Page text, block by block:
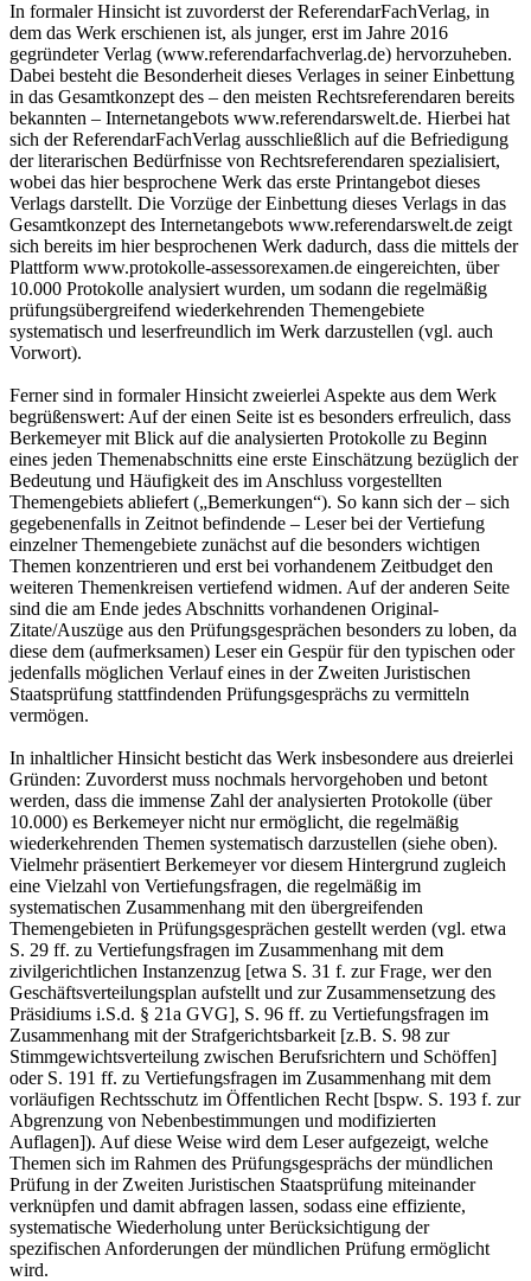
In formaler Hinsicht ist zuvorderst der ReferendarFachVerlag, in
dem das Werk erschienen ist, als junger, erst im Jahre 2016
gegründeter Verlag (www.referendarfachverlag.de) hervorzuheben.
Dabei besteht die Besonderheit dieses Verlages in seiner Einbettung
in das Gesamtkonzept des – den meisten Rechtsreferendaren bereits
bekannten – Internetangebots www.referendarswelt.de. Hierbei hat
sich der ReferendarFachVerlag ausschließlich auf die Befriedigung
der literarischen Bedürfnisse von Rechtsreferendaren spezialisiert,
wobei das hier besprochene Werk das erste Printangebot dieses
Verlags darstellt. Die Vorzüge der Einbettung dieses Verlags in das
Gesamtkonzept des Internetangebots www.referendarswelt.de zeigt
sich bereits im hier besprochenen Werk dadurch, dass die mittels der
Plattform www.protokolle-assessorexamen.de eingereichten, über
10.000 Protokolle analysiert wurden, um sodann die regelmäßig
prüfungsübergreifend wiederkehrenden Themengebiete
systematisch und leserfreundlich im Werk darzustellen (vgl. auch
Vorwort).
Ferner sind in formaler Hinsicht zweierlei Aspekte aus dem Werk
begrüßenswert: Auf der einen Seite ist es besonders erfreulich, dass
Berkemeyer mit Blick auf die analysierten Protokolle zu Beginn
eines jeden Themenabschnitts eine erste Einschätzung bezüglich der
Bedeutung und Häufigkeit des im Anschluss vorgestellten
Themengebiets abliefert („Bemerkungen“). So kann sich der – sich
gegebenenfalls in Zeitnot befindende – Leser bei der Vertiefung
einzelner Themengebiete zunächst auf die besonders wichtigen
Themen konzentrieren und erst bei vorhandenem Zeitbudget den
weiteren Themenkreisen vertiefend widmen. Auf der anderen Seite
sind die am Ende jedes Abschnitts vorhandenen Original-
Zitate/Auszüge aus den Prüfungsgesprächen besonders zu loben, da
diese dem (aufmerksamen) Leser ein Gespür für den typischen oder
jedenfalls möglichen Verlauf eines in der Zweiten Juristischen
Staatsprüfung stattfindenden Prüfungsgesprächs zu vermitteln
vermögen.
In inhaltlicher Hinsicht besticht das Werk insbesondere aus dreierlei
Gründen: Zuvorderst muss nochmals hervorgehoben und betont
werden, dass die immense Zahl der analysierten Protokolle (über
10.000) es Berkemeyer nicht nur ermöglicht, die regelmäßig
wiederkehrenden Themen systematisch darzustellen (siehe oben).
Vielmehr präsentiert Berkemeyer vor diesem Hintergrund zugleich
eine Vielzahl von Vertiefungsfragen, die regelmäßig im
systematischen Zusammenhang mit den übergreifenden
Themengebieten in Prüfungsgesprächen gestellt werden (vgl. etwa
S. 29 ff. zu Vertiefungsfragen im Zusammenhang mit dem
zivilgerichtlichen Instanzenzug [etwa S. 31 f. zur Frage, wer den
Geschäftsverteilungsplan aufstellt und zur Zusammensetzung des
Präsidiums i.S.d. § 21a GVG], S. 96 ff. zu Vertiefungsfragen im
Zusammenhang mit der Strafgerichtsbarkeit [z.B. S. 98 zur
Stimmgewichtsverteilung zwischen Berufsrichtern und Schöffen]
oder S. 191 ff. zu Vertiefungsfragen im Zusammenhang mit dem
vorläufigen Rechtsschutz im Öffentlichen Recht [bspw. S. 193 f. zur
Abgrenzung von Nebenbestimmungen und modifizierten
Auflagen]). Auf diese Weise wird dem Leser aufgezeigt, welche
Themen sich im Rahmen des Prüfungsgesprächs der mündlichen
Prüfung in der Zweiten Juristischen Staatsprüfung miteinander
verknüpfen und damit abfragen lassen, sodass eine effiziente,
systematische Wiederholung unter Berücksichtigung der
spezifischen Anforderungen der mündlichen Prüfung ermöglicht
wird.